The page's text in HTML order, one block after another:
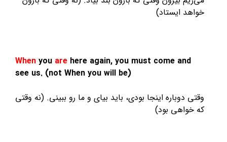
خواهد ایستاد)
When you are here again, you must come and
see us. (not When you will be)
وقتی دوباره اینجا بودی، باید بیای و ما رو ببینی. (نه وقتی
که خواهی بود)